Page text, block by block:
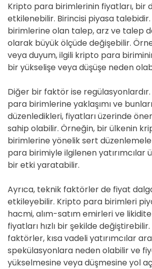
Kripto para birimlerinin fiyatları, bir
etkilenebilir. Birincisi piyasa
birimlerine olan talep, arz ve talep
olarak büyük ölçüde değişebilir.
veya duyum, ilgili kripto para
bir yükselişe veya düşüşe neden
Diğer bir faktör ise
para birimlerine yaklaşımı ve
düzenledikleri, fiyatları üzerinde
sahip olabilir. Örneğin, bir ülkenin
birimlerine yönelik sert
para birimiyle ilgilenen yatırımcılar
bir etki yaratabilir.
Ayrıca, teknik faktörler de fiyat
etkileyebilir. Kripto para birimleri
hacmi, alım-satım emirleri ve
fiyatları hızlı bir şekilde
faktörler, kısa vadeli yatırımcılar
spekülasyonlara neden olabilir ve
yükselmesine veya düşmesine yol